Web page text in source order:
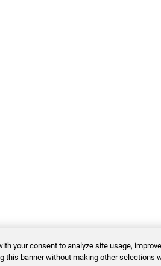
your consent to analyze site usage,
this banner without making other selections